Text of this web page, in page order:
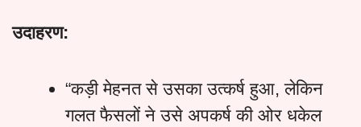
उदाहरण:
“कड़ी मेहनत से उसका उत्कर्ष हुआ, लेकिन
गलत फैसलों ने उसे अपकर्ष की ओर धकेल